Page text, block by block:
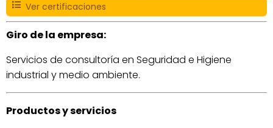
Ver certificaciones
Giro de la empresa:
Servicios de consultoría en Seguridad e Higiene
industrial y medio ambiente.
Productos y servicios